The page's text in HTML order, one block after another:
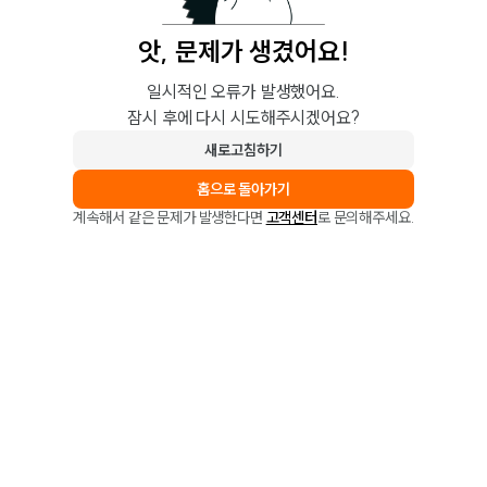
앗, 문제가 생겼어요!
일시적인 오류가 발생했어요.
잠시 후에 다시 시도해주시겠어요?
새로고침하기
홈으로 돌아가기
계속해서 같은 문제가 발생한다면 고객센터로 문의해주세요.